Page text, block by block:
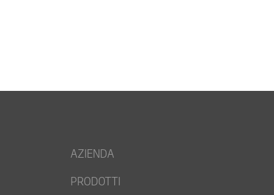
AZIENDA
PRODOTTI